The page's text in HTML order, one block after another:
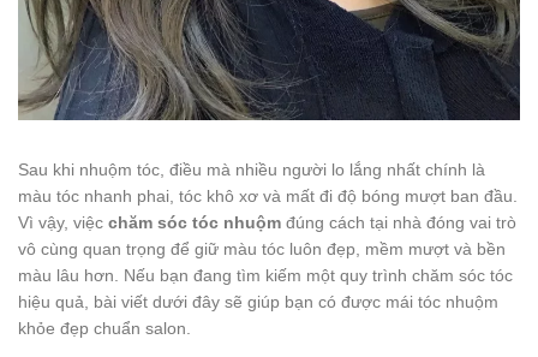
Sau khi nhuộm tóc, điều mà nhiều người lo lắng nhất chính là
màu tóc nhanh phai, tóc khô xơ và mất đi độ bóng mượt ban đầu.
Vì vậy, việc chăm sóc tóc nhuộm đúng cách tại nhà đóng vai trò
vô cùng quan trọng để giữ màu tóc luôn đẹp, mềm mượt và bền
màu lâu hơn. Nếu bạn đang tìm kiếm một quy trình chăm sóc tóc
hiệu quả, bài viết dưới đây sẽ giúp bạn có được mái tóc nhuộm
khỏe đẹp chuẩn salon.